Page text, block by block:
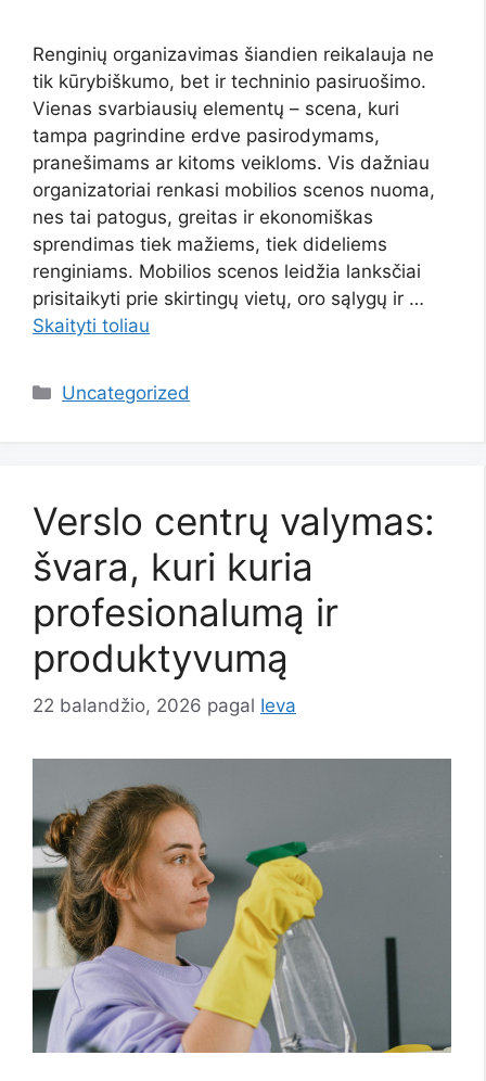
Renginių organizavimas šiandien reikalauja ne
tik kūrybiškumo, bet ir techninio pasiruošimo.
Vienas svarbiausių elementų – scena, kuri
tampa pagrindine erdve pasirodymams,
pranešimams ar kitoms veikloms. Vis dažniau
organizatoriai renkasi mobilios scenos nuoma,
nes tai patogus, greitas ir ekonomiškas
sprendimas tiek mažiems, tiek dideliems
renginiams. Mobilios scenos leidžia lanksčiai
prisitaikyti prie skirtingų vietų, oro sąlygų ir …
Skaityti toliau
Kategorijos
Uncategorized
Verslo centrų valymas:
švara, kuri kuria
profesionalumą ir
produktyvumą
22 balandžio, 2026 pagal Ieva